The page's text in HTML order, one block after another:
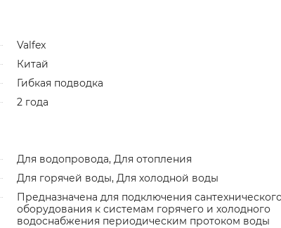
Valfex
Китай
Гибкая подводка
2 года
Для водопровода, Для отопления
Для горячей воды, Для холодной воды
Предназначена для подключения
оборудования к системам горячего и холодного
водоснабжения периодическим протоком воды